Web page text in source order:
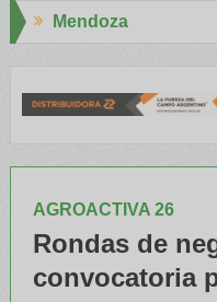
AGROACTIVA 26
Rondas de
convocatoria